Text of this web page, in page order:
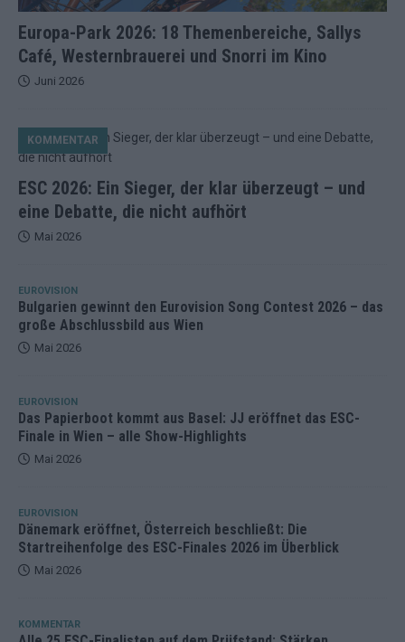
Europa-Park 2026: 18 Themenbereiche, Sallys
Café, Westernbrauerei und Snorri im Kino
Juni 2026
ESC 2026: Ein Sieger, der klar überzeugt – und
eine Debatte, die nicht aufhört
KOMMENTAR
Mai 2026
EUROVISION
Bulgarien gewinnt den Eurovision Song Contest 2026 – das
große Abschlussbild aus Wien
Mai 2026
EUROVISION
Das Papierboot kommt aus Basel: JJ eröffnet das ESC-
Finale in Wien – alle Show-Highlights
Mai 2026
EUROVISION
Dänemark eröffnet, Österreich beschließt: Die
Startreihenfolge des ESC-Finales 2026 im Überblick
Mai 2026
KOMMENTAR